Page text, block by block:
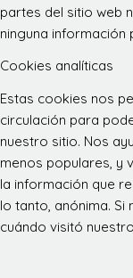
partes del sitio web
ninguna información
Cookies analíticas
Estas cookies nos
circulación para
nuestro sitio. Nos
menos populares, y
la información que
lo tanto, anónima.
cuándo visitó